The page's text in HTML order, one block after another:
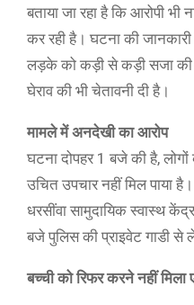
बताया जा रहा है कि आरोपी
कर रही है। घटना की जानकारी
लड़के को कड़ी से कड़ी सजा की
घेराव की भी चेतावनी दी है।
मामले में अनदेखी का आरोप
घटना दोपहर 1 बजे की है,
उचित उपचार नहीं मिल पाया
धरसींवा सामुदायिक स्वास्थ
बजे पुलिस की प्राइवेट गाडी से
बच्ची को रिफर करने नहीं मिला